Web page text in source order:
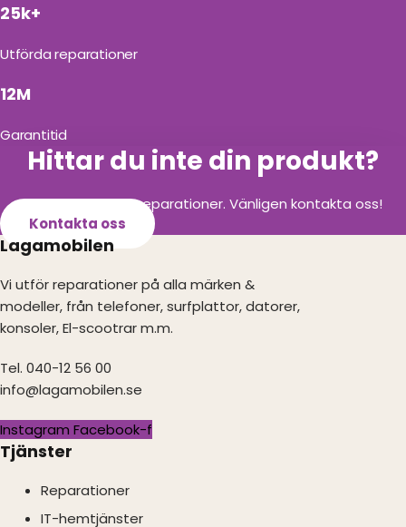
25k+
Utförda reparationer
12M
Garantitid
Hittar du inte din produkt?
Vi utför alla olika reparationer. Vänligen kontakta oss!
Kontakta oss
Lagamobilen
Vi utför reparationer på alla märken &
modeller, från telefoner, surfplattor, datorer,
konsoler, El-scootrar m.m.
Tel. 040-12 56 00
info@lagamobilen.se
Instagram Facebook-f
Tjänster
Reparationer
IT-hemtjänster